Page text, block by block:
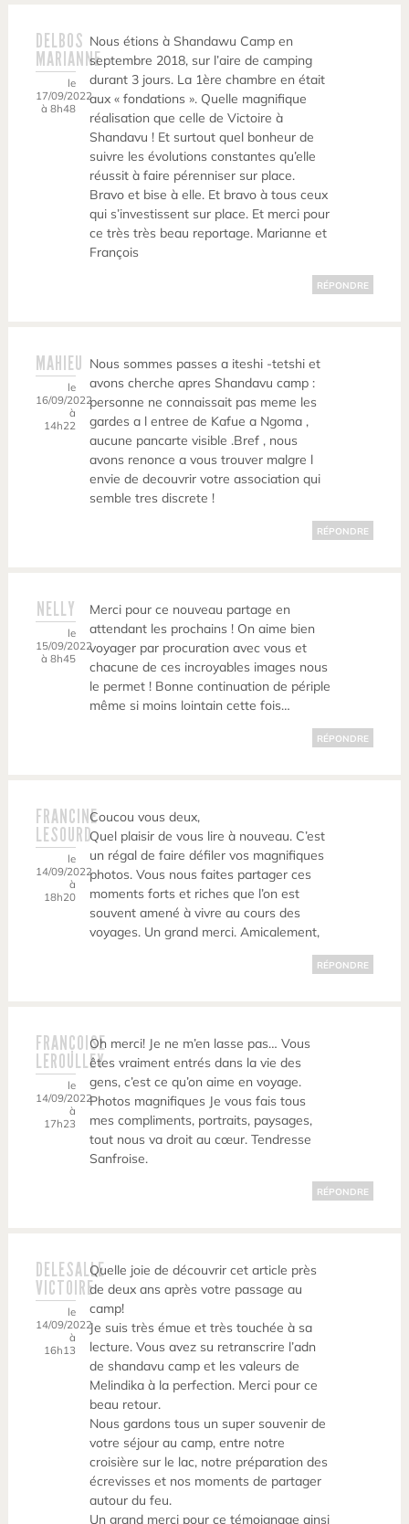
DELBOS
MARIANNE
le
17/09/2022
à 8h48
Nous étions à Shandawu Camp en
septembre 2018, sur l’aire de camping
durant 3 jours. La 1ère chambre en était
aux « fondations ». Quelle magnifique
réalisation que celle de Victoire à
Shandavu ! Et surtout quel bonheur de
suivre les évolutions constantes qu’elle
réussit à faire pérenniser sur place.
Bravo et bise à elle. Et bravo à tous ceux
qui s’investissent sur place. Et merci pour
ce très très beau reportage. Marianne et
François
RÉPONDRE
MAHIEU
le
16/09/2022
à
14h22
Nous sommes passes a iteshi -tetshi et
avons cherche apres Shandavu camp :
personne ne connaissait pas meme les
gardes a l entree de Kafue a Ngoma ,
aucune pancarte visible .Bref , nous
avons renonce a vous trouver malgre l
envie de decouvrir votre association qui
semble tres discrete !
RÉPONDRE
NELLY
le
15/09/2022
à 8h45
Merci pour ce nouveau partage en
attendant les prochains ! On aime bien
voyager par procuration avec vous et
chacune de ces incroyables images nous
le permet ! Bonne continuation de périple
même si moins lointain cette fois…
RÉPONDRE
FRANCINE
LESOURD
le
14/09/2022
à
18h20
Coucou vous deux,
Quel plaisir de vous lire à nouveau. C’est
un régal de faire défiler vos magnifiques
photos. Vous nous faites partager ces
moments forts et riches que l’on est
souvent amené à vivre au cours des
voyages. Un grand merci. Amicalement,
RÉPONDRE
FRANÇOISE
LEROULLEY
le
14/09/2022
à
17h23
Oh merci! Je ne m’en lasse pas… Vous
êtes vraiment entrés dans la vie des
gens, c’est ce qu’on aime en voyage.
Photos magnifiques Je vous fais tous
mes compliments, portraits, paysages,
tout nous va droit au cœur. Tendresse
Sanfroise.
RÉPONDRE
DELESALLE
VICTOIRE
le
14/09/2022
à
16h13
Quelle joie de découvrir cet article près
de deux ans après votre passage au
camp!
Je suis très émue et très touchée à sa
lecture. Vous avez su retranscrire l’adn
de shandavu camp et les valeurs de
Melindika à la perfection. Merci pour ce
beau retour.
Nous gardons tous un super souvenir de
votre séjour au camp, entre notre
croisière sur le lac, notre préparation des
écrevisses et nos moments de partager
autour du feu.
Un grand merci pour ce témoignage ainsi